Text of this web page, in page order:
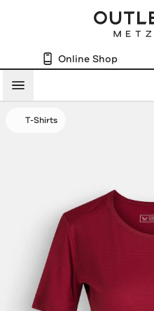
Online Shop
Menü
T-Shirts